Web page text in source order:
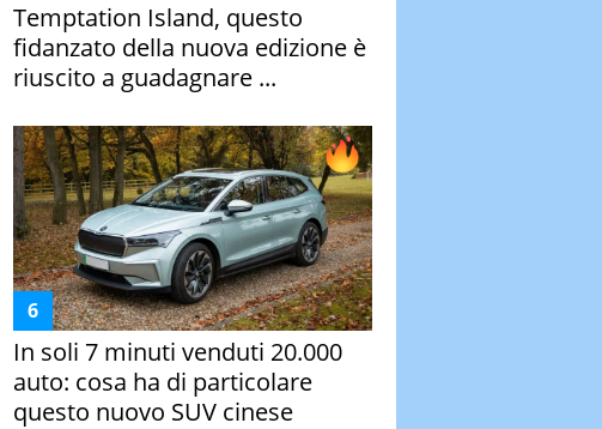
Temptation Island, questo
fidanzato della nuova edizione è
riuscito a guadagnare ...
In soli 7 minuti venduti 20.000
auto: cosa ha di particolare
questo nuovo SUV cinese